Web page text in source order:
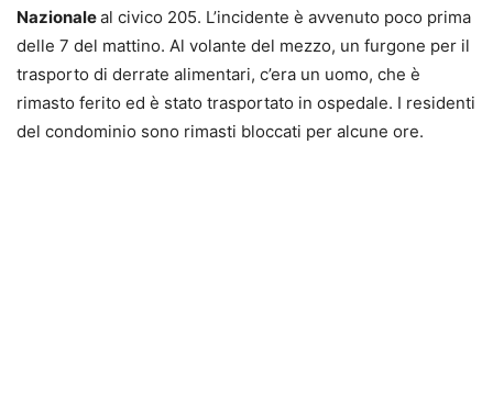
Nazionaleal civico 205. L’incidente è avvenuto poco prima
delle 7 del mattino. Al volante del mezzo, un furgone per il
trasporto di derrate alimentari, c’era un uomo, che è
rimasto ferito ed è stato trasportato in ospedale. I residenti
del condominio sono rimasti bloccati per alcune ore.